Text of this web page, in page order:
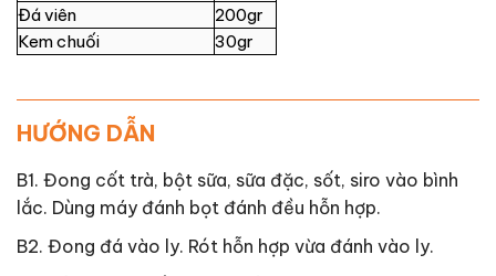
Đá viên
200gr
Kem chuối
30gr
HƯỚNG DẪN
B1. Đong cốt trà, bột sữa, sữa đặc, sốt, siro vào bình
lắc. Dùng máy đánh bọt đánh đều hỗn hợp.
B2. Đong đá vào ly. Rót hỗn hợp vừa đánh vào ly.